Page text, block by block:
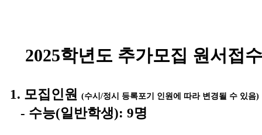
2025학년도 추가모집 원서접
1. 모집인원 (수시/정시 등록포기 인원에 따라 변경될 수 있음)
- 수능(일반학생): 9명